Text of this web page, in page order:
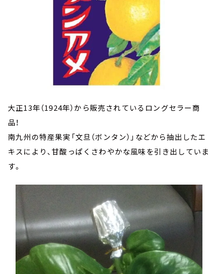
大正13年（1924年）から販売されているロングセラー商
品！
南九州の特産果実「文旦（ボンタン）」などから抽出したエ
キスにより、甘酸っぱくさわやかな風味を引き出していま
す。